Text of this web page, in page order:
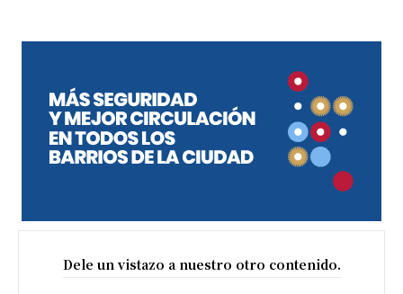
Dele un vistazo a nuestro otro contenido.